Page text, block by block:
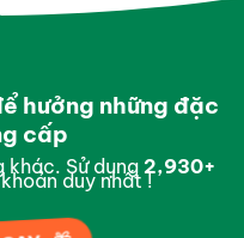
hưởng những đặc
cấp
khác. Sử dụng 2,994+
duy nhất !